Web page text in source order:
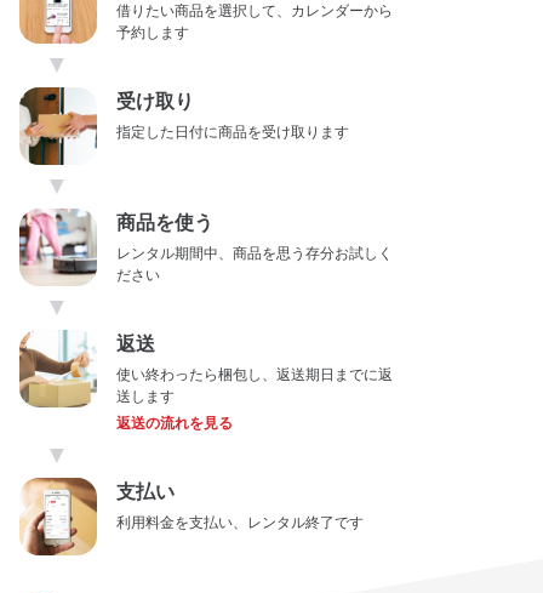
借りたい商品を選択して、カレンダーから
予約します
▼
受け取り
指定した日付に商品を受け取ります
▼
商品を使う
レンタル期間中、商品を思う存分お試しく
ださい
▼
返送
使い終わったら梱包し、返送期日までに返
送します
返送の流れを見る
▼
支払い
利用料金を支払い、レンタル終了です